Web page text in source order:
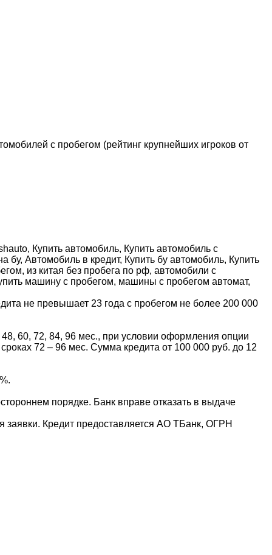
с пробегом (рейтинг крупнейших игроков от
Купить автомобиль, Купить автомобиль с
Автомобиль в кредит, Купить бу автомобиль, Купить
из китая без пробега по рф, автомобили с
машину с пробегом, машины с пробегом автомат,
не превышает 23 года с пробегом не более 200 000
48, 60, 72, 84, 96 мес., при условии оформления опции
72 – 96 мес. Сумма кредита от 100 000 руб. до 12
порядке. Банк вправе отказать в выдаче
заявки. Кредит предоставляется АО ТБанк, ОГРН